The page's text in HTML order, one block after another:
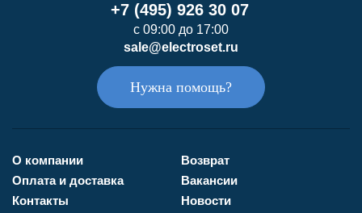
+7 (495) 926 30 07
с 09:00 до 17:00
sale@electroset.ru
Нужна помощь?
О компании
Оплата и доставка
Контакты
Возврат
Вакансии
Новости